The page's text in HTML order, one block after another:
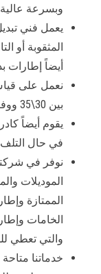
وبسرعة
يعمل فني
المثقوبة أو
أيضاً إطارات
نعمل على
بين 30\35 ووفقاً للمعايير العالمية.
يقوم أيضاً
في حال
نوفر في
الموديلات
الممتازة
الخامات
والتي تعطي
خدماتنا